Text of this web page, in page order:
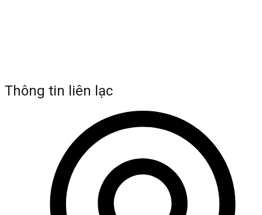
Thông tin liên lạc